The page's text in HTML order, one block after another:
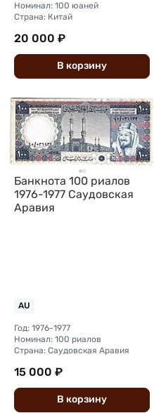
Номинал: 100 юаней
Страна: Китай
20 000 ₽
В корзину
Банкнота 100 риалов
1976-1977 Саудовская
Аравия
AU
Год: 1976-1977
Номинал: 100 риалов
Страна: Саудовская Аравия
15 000 ₽
В корзину